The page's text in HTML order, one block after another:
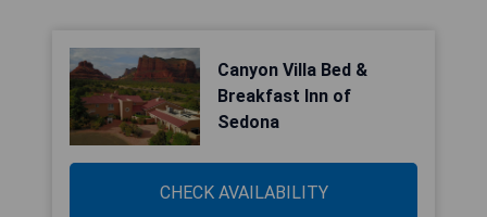
Canyon Villa Bed &
Breakfast Inn of
Sedona
CHECK AVAILABILITY